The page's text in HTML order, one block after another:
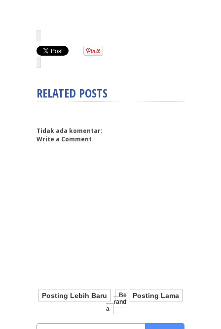
RELATED POSTS
Tidak ada komentar:
Write a Comment
Posting Lebih Baru Posting Lama
Be
Rand
A